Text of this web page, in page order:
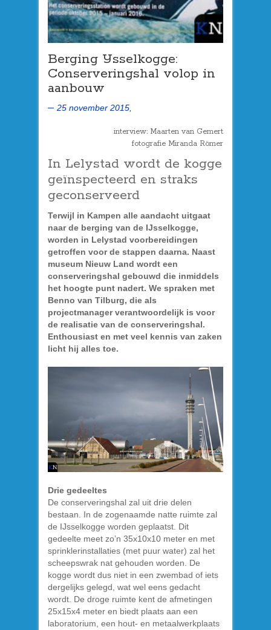
Berging IJsselkogge:
Conserveringshal volop in
aanbouw
25 november 2015,
interview: Maarten van Gemert
fotografie Miranda Römer
In Lelystad wordt de kogge
geïnspecteerd en straks
geconserveerd
Terwijl in Kampen alle aandacht uitgaat
naar de berging van de IJsselkogge,
worden in Lelystad voorbereidingen
getroffen voor de stappen daarna. Naast
museum Nieuw Land wordt een
conserveringshal gebouwd die inmiddels
het hoogte punt nadert. We spraken met
Benno van Tilburg, die als
projectmanager verantwoordelijk is voor
de realisatie van de conserveringshal.
Enthousiast en met veel kennis van zaken
licht hij alles toe.
Drie gedeeltes
De conserveringshal zal uit drie delen
bestaan. In de zogenaamde natte ruimte zal
de IJsselkogge worden geplaatst. Dit
gedeelte meet zo’n 35x10x10 meter en met
sprinklerinstallaties (met puur water) zal het
scheepswrak nat gehouden worden. De
kogge wordt dus niet in een zwembad of iets
dergelijks gelegd, wat wel eens gedacht
wordt. De droge ruimte kent de afmetingen
25x15x4 meter en biedt plaats aan een
laboratorium, een hout- en metaalwerkplaats